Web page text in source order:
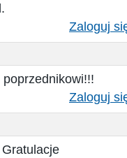
Zaloguj
Zaloguj